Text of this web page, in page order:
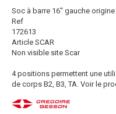
Soc à barre 16'' gauche origine
Ref
172613
Article SCAR
Non visible site Scar
4 positions permettent une
de corps B2, B3, TA. Voir le